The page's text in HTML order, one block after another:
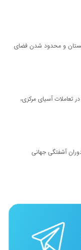
و محدود شدن فضای
تعاملات آسیای مرکزی،
آشفتگی جهانی